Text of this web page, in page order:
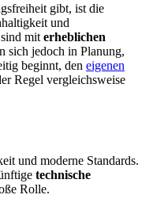
gibt, ist die
und
mit erheblichen
sich jedoch in Planung,
beginnt, den eigenen
Regel vergleichsweise
und moderne Standards.
technische
Rolle.